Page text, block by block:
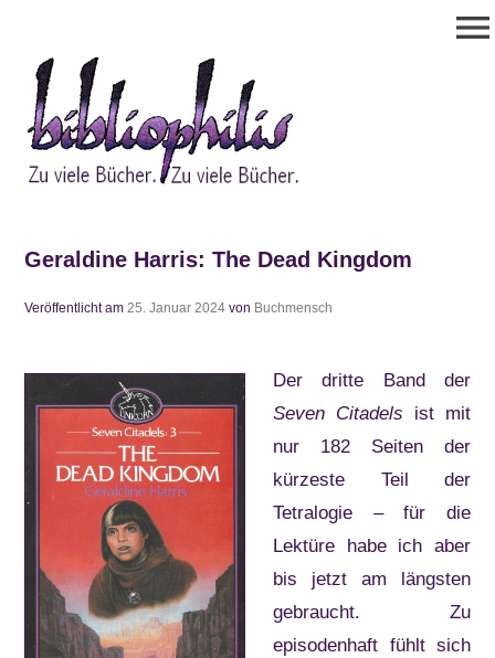
springen
menu
Geraldine Harris: The Dead Kingdom
Veröffentlicht am25. Januar 2024 von Buchmensch
Der dritte Band der
Seven Citadels ist mit
nur 182 Seiten der
kürzeste Teil der
Tetralogie – für die
Lektüre habe ich aber
bis jetzt am längsten
gebraucht. Zu
episodenhaft fühlt sich